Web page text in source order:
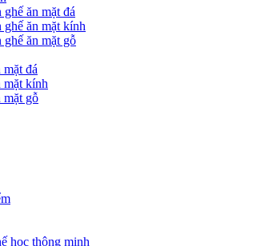
ghế ăn mặt đá
ghế ăn mặt kính
ghế ăn mặt gỗ
mặt đá
mặt kính
mặt gỗ
học thông minh